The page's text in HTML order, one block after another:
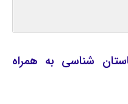
شناسی به همراه